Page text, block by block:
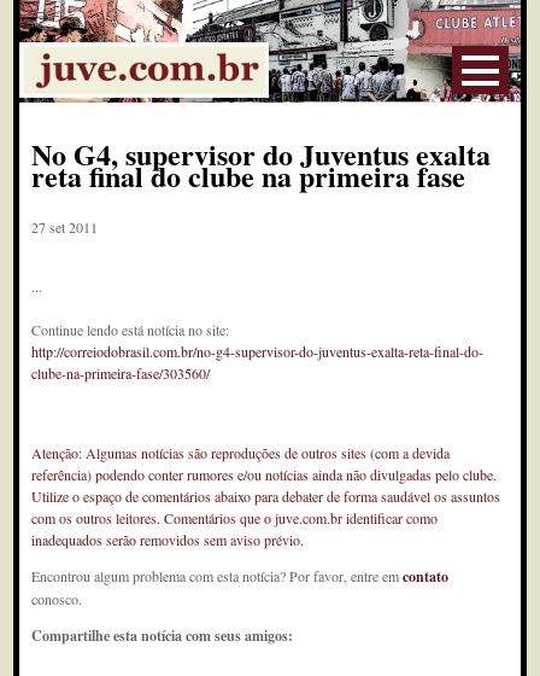
No G4, supervisor do Juventus exalta
reta final do clube na primeira fase
27 set 2011
...
Continue lendo está notícia no site:
http://correiodobrasil.com.br/no-g4-supervisor-do-juventus-exalta-reta-final-do-
clube-na-primeira-fase/303560/
Atenção: Algumas notícias são reproduções de outros sites (com a devida
referência) podendo conter rumores e/ou notícias ainda não divulgadas pelo clube.
Utilize o espaço de comentários abaixo para debater de forma saudável os assuntos
com os outros leitores. Comentários que o juve.com.br identificar como
inadequados serão removidos sem aviso prévio.
Encontrou algum problema com esta notícia? Por favor, entre emcontato
conosco.
Compartilhe esta notícia com seus amigos: